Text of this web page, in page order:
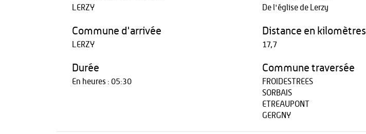
LERZY De l'église de Lerzy
Commune d'arrivée
LERZY
Distance en kilomètres
17,7
Durée
En heures : 05:30
Commune traversée
FROIDESTREES
SORBAIS
ETREAUPONT
GERGNY